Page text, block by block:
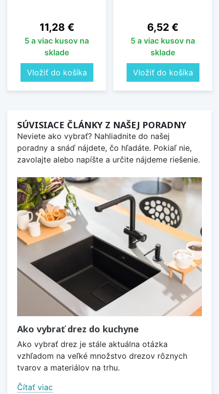
Cena
11,28 €
5 a viac kusov na
sklade
Vložiť do košíka
Cena
6,52 €
5 a viac kusov na
sklade
Vložiť do košíka
SÚVISIACE ČLÁNKY Z NAŠEJ PORADNY
Neviete ako vybrať? Nahliadnite do našej
poradny a snáď nájdete, čo hľadáte. Pokiaľ nie,
zavolajte alebo napíšte a určite nájdeme riešenie.
Ako vybrať drez do kuchyne
Ako vybrať drez je stále aktuálna otázka
vzhľadom na veľké množstvo drezov rôznych
tvarov a materiálov na trhu.
Čítať viac